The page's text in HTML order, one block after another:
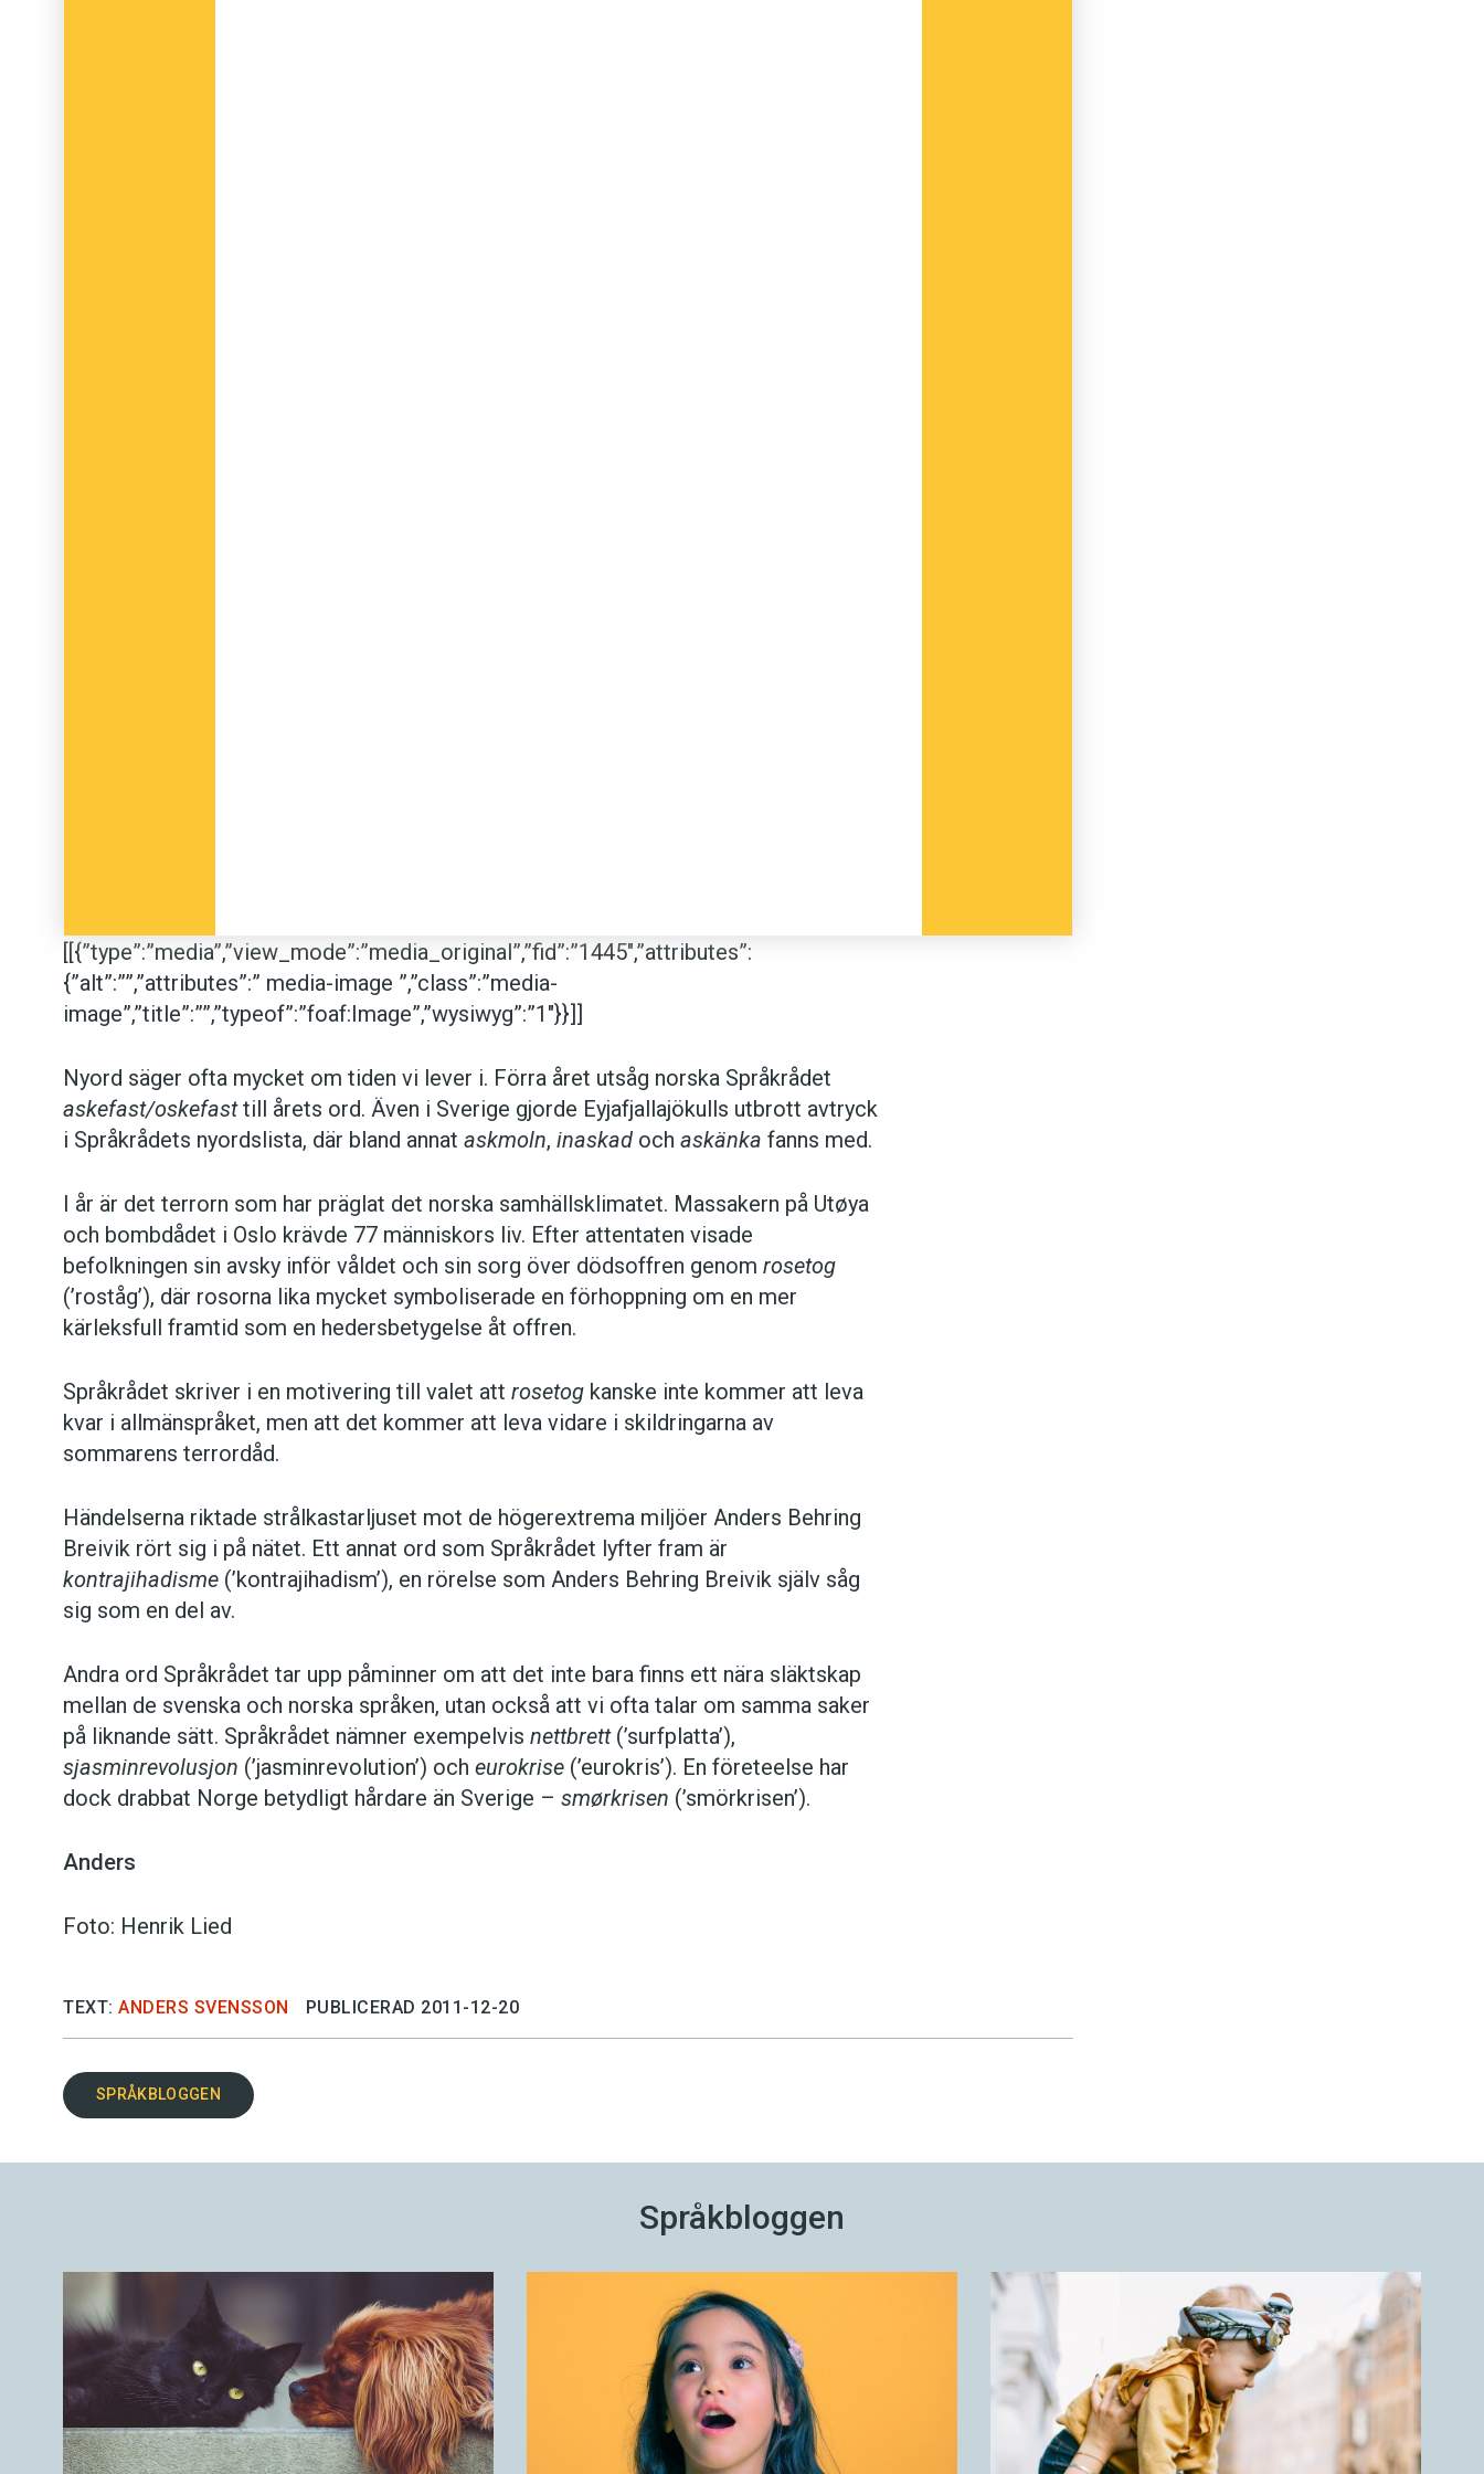
[[{”type”:”media”,”view_mode”:”media_original”,”fid”:”1445″,”attributes”:
{”alt”:””,”attributes”:” media-image ”,”class”:”media-
image”,”title”:””,”typeof”:”foaf:Image”,”wysiwyg”:”1″}}]]
Nyord säger ofta mycket om tiden vi lever i. Förra året utsåg norska Språkrådet
askefast/oskefasttill årets ord. Även i Sverige gjorde Eyjafjallajökulls utbrott avtryck
i Språkrådets nyordslista, där bland annat askmoln, inaskad och askänka fanns med.
I år är det terrorn som har präglat det norska samhällsklimatet. Massakern på Utøya
och bombdådet i Oslo krävde 77 människors liv. Efter attentaten visade
befolkningen sin avsky inför våldet och sin sorg över dödsoffren genom rosetog
(’roståg’), där rosorna lika mycket symboliserade en förhoppning om en mer
kärleksfull framtid som en hedersbetygelse åt offren.
Språkrådet skriver i en motivering till valet att rosetog kanske inte kommer att leva
kvar i allmänspråket, men att det kommer att leva vidare i skildringarna av
sommarens terrordåd.
Händelserna riktade strålkastarljuset mot de högerextrema miljöer Anders Behring
Breivik rört sig i på nätet. Ett annat ord som Språkrådet lyfter fram är
kontrajihadisme (’kontrajihadism’), en rörelse som Anders Behring Breivik själv såg
sig som en del av.
Andra ord Språkrådet tar upp påminner om att det inte bara finns ett nära släktskap
mellan de svenska och norska språken, utan också att vi ofta talar om samma saker
på liknande sätt. Språkrådet nämner exempelvis nettbrett(’surfplatta’),
sjasminrevolusjon (’jasminrevolution’) och eurokrise (’eurokris’). En företeelse har
dock drabbat Norge betydligt hårdare än Sverige – smørkrisen (’smörkrisen’).
Anders
Foto: Henrik Lied
TEXT: ANDERS SVENSSON PUBLICERAD 2011-12-20
SPRÅKBLOGGEN
Språkbloggen